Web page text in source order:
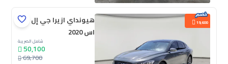
19,600
هيونداي ازيرا جي إل
اس 2020
شامل الضريبة
50,100
69,700